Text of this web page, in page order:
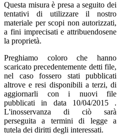
Questa misura è presa a seguito dei
tentativi di utilizzare il nostro
materiale per scopi non autorizzati,
a fini imprecisati e attribuendosene
la proprietà.
Preghiamo coloro che hanno
scaricato precedentemente detti file,
nel caso fossero stati pubblicati
altrove e resi disponibili a terzi, di
aggiornarli con i nuovi file
pubblicati in data 10/04/2015 .
L'inosservanza di ciò sarà
perseguita a termini di legge a
tutela dei diritti degli interessati.